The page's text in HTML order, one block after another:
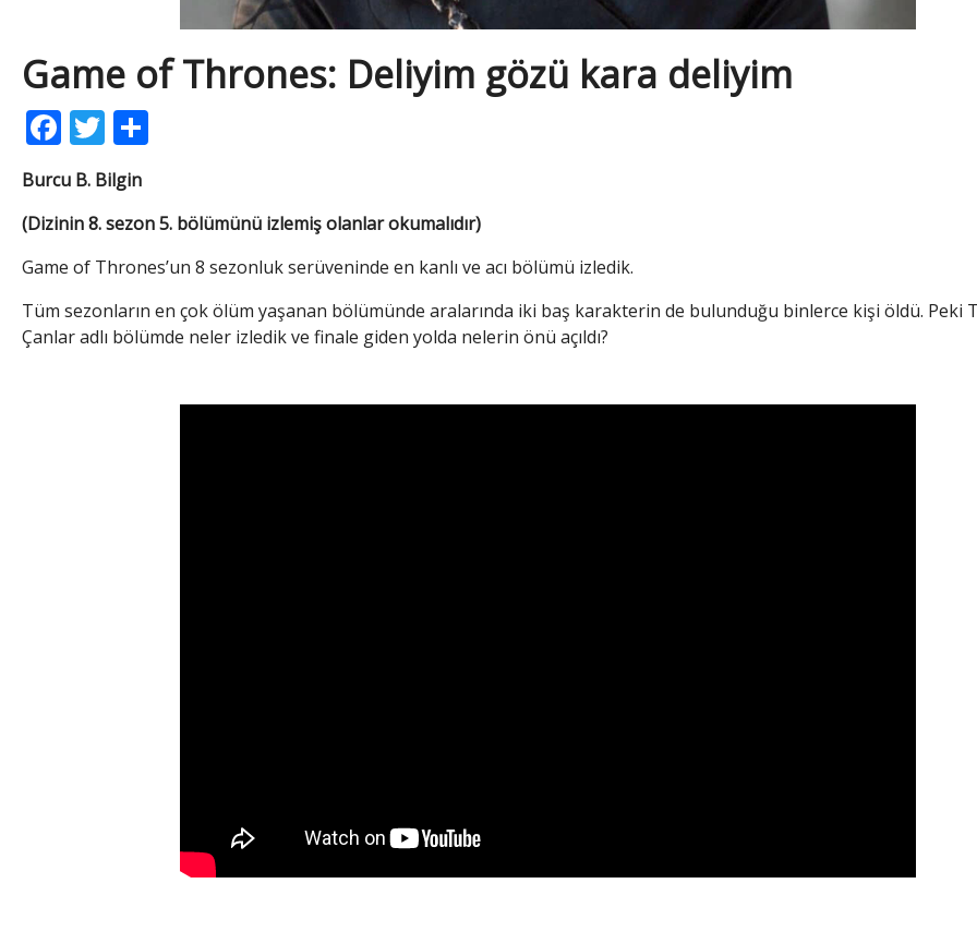
Game of Thrones: Deliyim gözü kara deliyim
Facebook
Twitter
Burcu B. Bilgin
(Dizinin 8. sezon 5. bölümünü izlemiş olanlar okumalıdır)
Game of Thrones’un 8 sezonluk serüveninde en kanlı ve acı bölümü izledik.
Tüm sezonların en çok ölüm yaşanan bölümünde aralarında iki baş karakterin de bulunduğu binlerce kişi öldü. Peki
Çanlar adlı bölümde neler izledik ve finale giden yolda nelerin önü açıldı?